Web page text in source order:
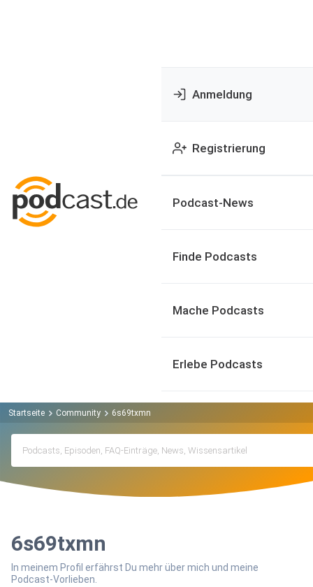
Anmeldung
Registrierung
Podcast-News
Finde Podcasts
Mache Podcasts
Erlebe Podcasts
Startseite Community 6s69txmn
6s69txmn
In meinem Profil erfährst Du mehr über mich und meine
Podcast-Vorlieben.